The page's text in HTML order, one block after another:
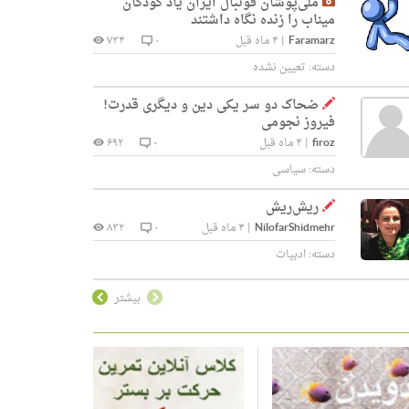
میناب را زنده نگاه داشتند
Faramarz
| ۴ ماه قبل ۰
۷۳۴
دسته: تعیین نشده
ضحاک دو سر یکی دین و دیگری قدرت!
فیروز نجومی
firoz
| ۴ ماه قبل ۰
۶۹۲
دسته:سیاسی
ریش‌ریش
NilofarShidmehr
| ۴ ماه قبل ۰
۸۳۲
دسته:ادبیات
بیشتر